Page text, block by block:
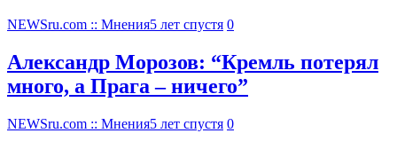
NEWSru.com :: Мнения5 лет спустя 0
Александр Морозов: “Кремль потерял
много, а Прага – ничего”
NEWSru.com :: Мнения5 лет спустя 0